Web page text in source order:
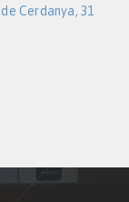
Cerdanya, 31